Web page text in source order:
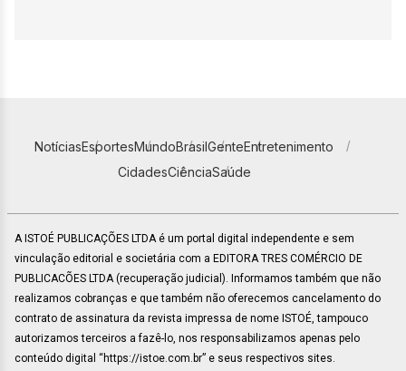
NotíciasEsportesMundoBrasilGenteEntretenimento
CidadesCiênciaSaúde
A ISTOÉ PUBLICAÇÕES LTDA é um portal digital independente e sem
vinculação editorial e societária com a EDITORA TRES COMÉRCIO DE
PUBLICACÕES LTDA (recuperação judicial). Informamos também que não
realizamos cobranças e que também não oferecemos cancelamento do
contrato de assinatura da revista impressa de nome ISTOÉ, tampouco
autorizamos terceiros a fazê-lo, nos responsabilizamos apenas pelo
conteúdo digital “https://istoe.com.br” e seus respectivos sites.